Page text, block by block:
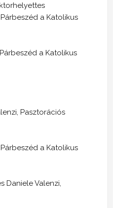
a Katolikus
a Katolikus
Pasztorációs
a Katolikus
Daniele Valenzi,